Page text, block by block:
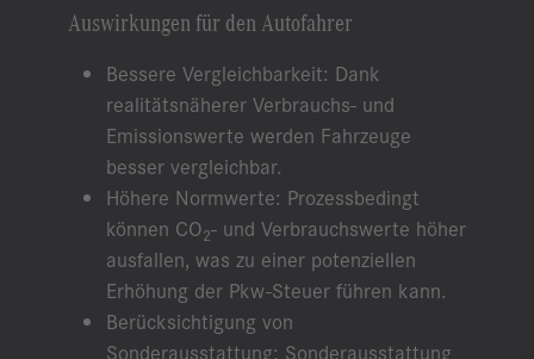
Auswirkungen für den Autofahrer
Bessere Vergleichbarkeit: Dank
realitätsnäherer Verbrauchs- und
Emissionswerte werden Fahrzeuge
besser vergleichbar.
Höhere Normwerte: Prozessbedingt
können CO2- und Verbrauchswerte höher
ausfallen, was zu einer potenziellen
Erhöhung der Pkw-Steuer führen kann.
Berücksichtigung von
Sonderausstattung: Sonderausstattung